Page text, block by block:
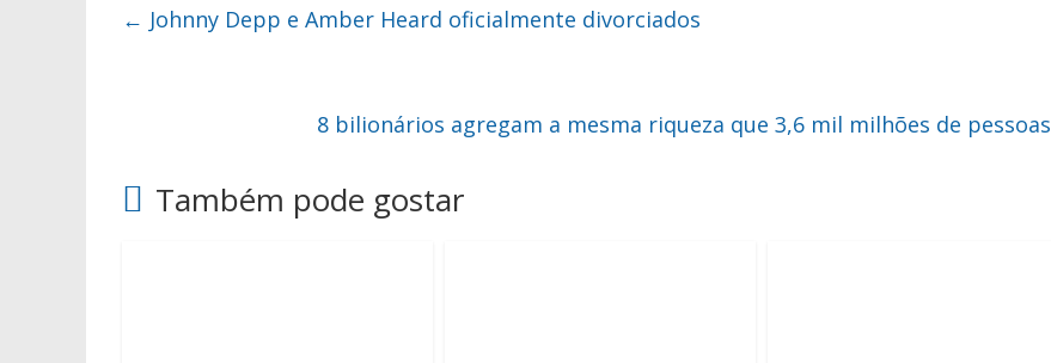
← Johnny Depp e Amber Heard oficialmente divorciados
8 bilionários agregam a mesma riqueza que 3,6 mil milhões de pessoas
Também pode gostar